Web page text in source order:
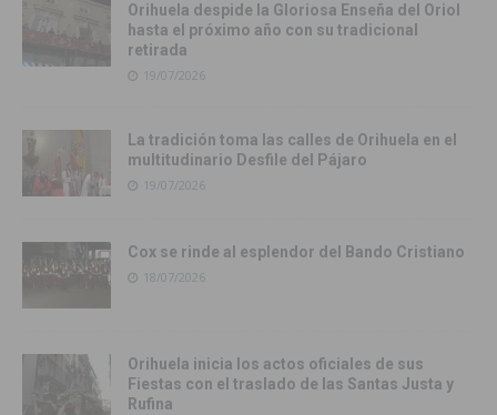
Orihuela despide la Gloriosa Enseña del Oriol
hasta el próximo año con su tradicional
retirada
19/07/2026
La tradición toma las calles de Orihuela en el
multitudinario Desfile del Pájaro
19/07/2026
Cox se rinde al esplendor del Bando Cristiano
18/07/2026
Orihuela inicia los actos oficiales de sus
Fiestas con el traslado de las Santas Justa y
Rufina